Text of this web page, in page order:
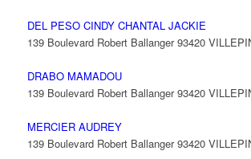
DEL PESO CINDY CHANTAL JACKIE
139 Boulevard Robert Ballanger 93420
DRABO MAMADOU
139 Boulevard Robert Ballanger 93420
MERCIER AUDREY
139 Boulevard Robert Ballanger 93420